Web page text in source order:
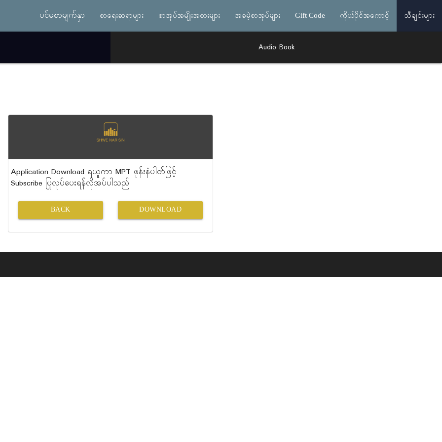
ပင်မစာမျက်နှာ စာရေးဆရာများ စာအုပ်အမျိုးအစားများ အခမဲ့စာအုပ်များ Gift Code ကိုယ်ပိုင်အကောင့် သီချင်းများ
Audio Book
Application Download ရယူကာ MPT ဖုန်းနံပါတ်ဖြင့်
Subscribe ပြုလုပ်ပေးရန်လိုအပ်ပါသည်
BACK DOWNLOAD